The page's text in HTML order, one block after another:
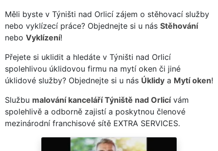
Měli byste v Týništi nad Orlicí zájem o stěhovací služby
nebo vyklízecí práce? Objednejte si u nás Stěhování
nebo Vyklízení!
Přejete si uklidit a hledáte v Týništi nad Orlicí
spolehlivou úklidovou firmu na mytí oken či jiné
úklidové služby? Objednejte si u nás Úklidy a Mytí oken!
Službu malování kanceláří Týniště nad Orlicívám
spolehlivě a odborně zajistí a poskytnou členové
mezinárodní franchisové sítě EXTRA SERVICES.